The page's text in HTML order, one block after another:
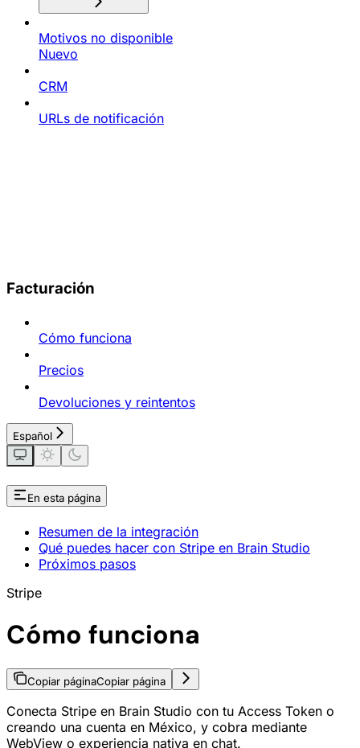
Motivos no disponible
Nuevo
CRM
URLs de notificación
Facturación
Cómo funciona
Precios
Devoluciones y reintentos
Español
En esta página
Resumen de la integración
Qué puedes hacer con Stripe en Brain Studio
Próximos pasos
Stripe
Cómo funciona
Copiar páginaCopiar página
Conecta Stripe en Brain Studio con tu Access Token o
creando una cuenta en México, y cobra mediante
WebView o experiencia nativa en chat.